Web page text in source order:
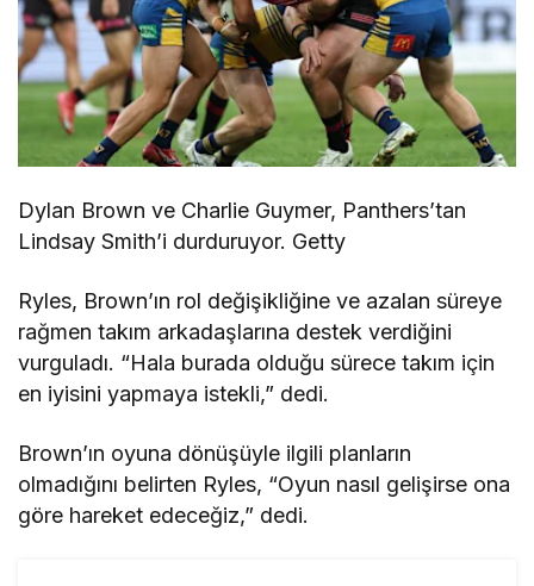
Dylan Brown ve Charlie Guymer, Panthers’tan
Lindsay Smith’i durduruyor. Getty
Ryles, Brown’ın rol değişikliğine ve azalan süreye
rağmen takım arkadaşlarına destek verdiğini
vurguladı. “Hala burada olduğu sürece takım için
en iyisini yapmaya istekli,” dedi.
Brown’ın oyuna dönüşüyle ilgili planların
olmadığını belirten Ryles, “Oyun nasıl gelişirse ona
göre hareket edeceğiz,” dedi.